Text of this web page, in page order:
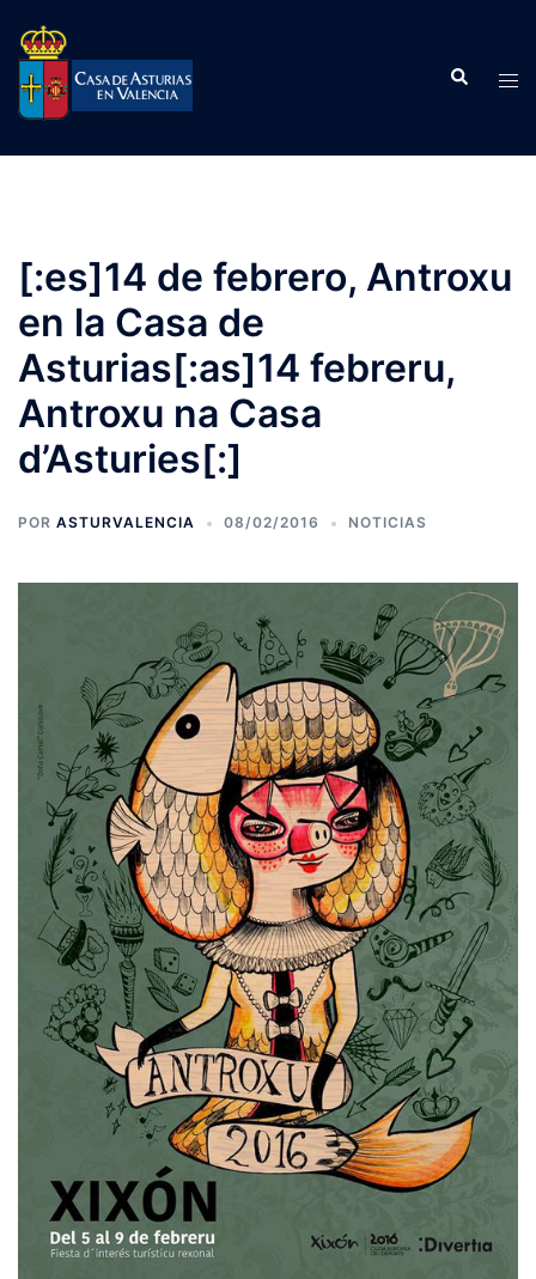
contenido
Buscar
[:es]14 de febrero, Antroxu
en la Casa de
Asturias[:as]14 febreru,
Antroxu na Casa
d’Asturies[:]
POR ASTURVALENCIA 08/02/2016 NOTICIAS